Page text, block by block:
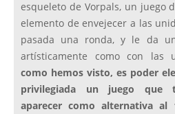
esqueleto de Vorpals, un juego
elemento de envejecer a las
pasada una ronda, y le da
artísticamente como con las
como hemos visto, es poder
privilegiada un juego que
aparecer como alternativa al